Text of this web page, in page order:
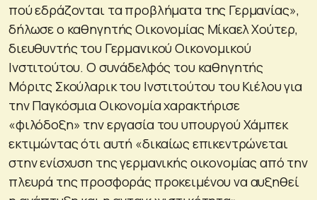
πού εδράζονται τα προβλήματα της Γερμανίας»,
δήλωσε ο καθηγητής Οικονομίας Μίκαελ Χούτερ,
διευθυντής του Γερμανικού Οικονομικού
Ινστιτούτου. Ο συνάδελφός του καθηγητής
Μόριτς Σκούλαρικ του Ινστιτούτου του Κιέλου για
την Παγκόσμια Οικονομία χαρακτήρισε
«φιλόδοξη» την εργασία του υπουργού Χάμπεκ
εκτιμώντας ότι αυτή «δικαίως επικεντρώνεται
στην ενίσχυση της γερμανικής οικονομίας από την
πλευρά της προσφοράς προκειμένου να αυξηθεί